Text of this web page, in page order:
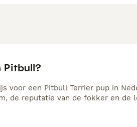
Pitbull?
voor een Pitbull Terrier pup in
de reputatie van de fokker en de